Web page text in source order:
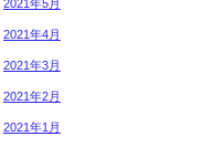
2021年5月
2021年4月
2021年3月
2021年2月
2021年1月